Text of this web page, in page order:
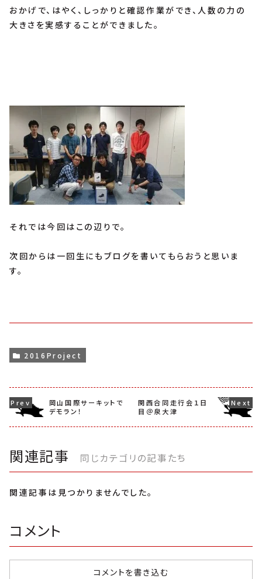
おかげで、はやく、しっかりと確認作業ができ、人数の力の
大きさを実感することができました。
それでは今回はこの辺りで。
次回からは一回生にもブログを書いてもらおうと思いま
す。
2016Project
岡山国際サーキットで
デモラン！
関西合同走行会１日
目＠泉大津
関連記事 同じカテゴリの記事たち
関連記事は見つかりませんでした。
コメント
コメントを書き込む